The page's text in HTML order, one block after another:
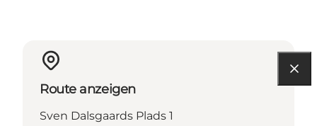
Route anzeigen
Sven Dalsgaards Plads 1